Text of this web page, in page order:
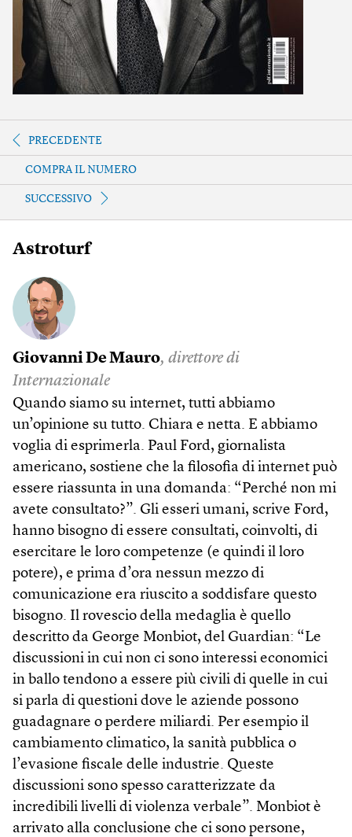
PRECEDENTE
COMPRA IL NUMERO
SUCCESSIVO
Astroturf
Giovanni De Mauro, direttore di
Internazionale
Quando siamo su internet, tutti abbiamo
un’opinione su tutto. Chiara e netta. E abbiamo
voglia di esprimerla. Paul Ford, giornalista
americano, sostiene che la filosofia di internet può
essere riassunta in una domanda: “Perché non mi
avete consultato?”. Gli esseri umani, scrive Ford,
hanno bisogno di essere consultati, coinvolti, di
esercitare le loro competenze (e quindi il loro
potere), e prima d’ora nessun mezzo di
comunicazione era riuscito a soddisfare questo
bisogno. Il rovescio della medaglia è quello
descritto da George Monbiot, del Guardian: “Le
discussioni in cui non ci sono interessi economici
in ballo tendono a essere più civili di quelle in cui
si parla di questioni dove le aziende possono
guadagnare o perdere miliardi. Per esempio il
cambiamento climatico, la sanità pubblica o
l’evasione fiscale delle industrie. Queste
discussioni sono spesso caratterizzate da
incredibili livelli di violenza verbale”. Monbiot è
arrivato alla conclusione che ci sono persone,